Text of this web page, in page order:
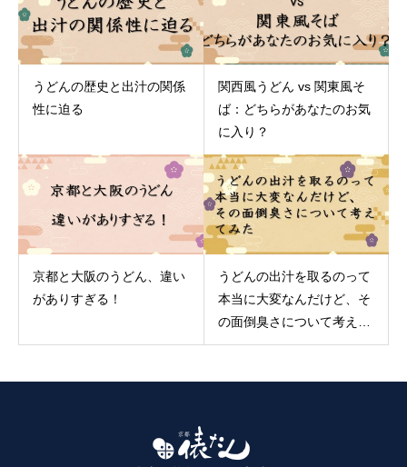
うどんの歴史と出汁の関係
性に迫る
関西風うどん vs 関東風そ
ば：どちらがあなたのお気
に入り？
京都と大阪のうどん、違い
がありすぎる！
うどんの出汁を取るのって
本当に大変なんだけど、そ
の面倒臭さについて考えて
みた